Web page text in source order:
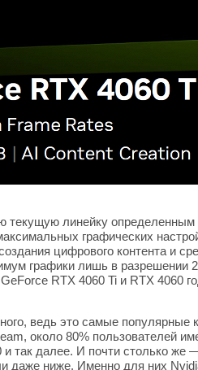
текущую линейку
графических
цифрового контента и
графики лишь в разрешении
RTX 4060 Ti и RTX 4060
ведь это самые популярные
около 80% пользователей
и так далее. И почти столько
даже ниже. Именно для них